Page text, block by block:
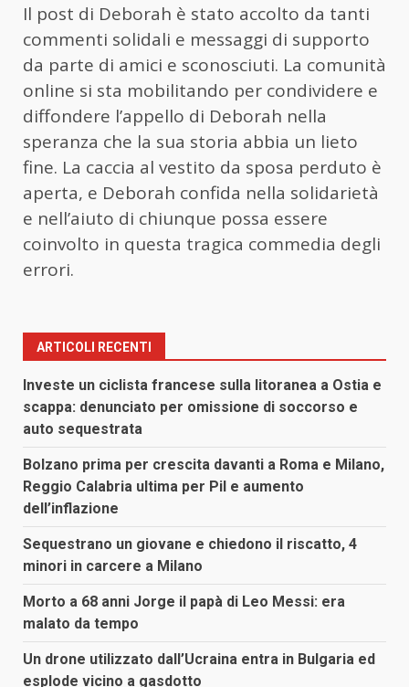
Il post di Deborah è stato accolto da tanti
commenti solidali e messaggi di supporto
da parte di amici e sconosciuti. La comunità
online si sta mobilitando per condividere e
diffondere l’appello di Deborah nella
speranza che la sua storia abbia un lieto
fine. La caccia al vestito da sposa perduto è
aperta, e Deborah confida nella solidarietà
e nell’aiuto di chiunque possa essere
coinvolto in questa tragica commedia degli
errori.
ARTICOLI RECENTI
Investe un ciclista francese sulla litoranea a Ostia e
scappa: denunciato per omissione di soccorso e
auto sequestrata
Bolzano prima per crescita davanti a Roma e Milano,
Reggio Calabria ultima per Pil e aumento
dell’inflazione
Sequestrano un giovane e chiedono il riscatto, 4
minori in carcere a Milano
Morto a 68 anni Jorge il papà di Leo Messi: era
malato da tempo
Un drone utilizzato dall’Ucraina entra in Bulgaria ed
esplode vicino a gasdotto